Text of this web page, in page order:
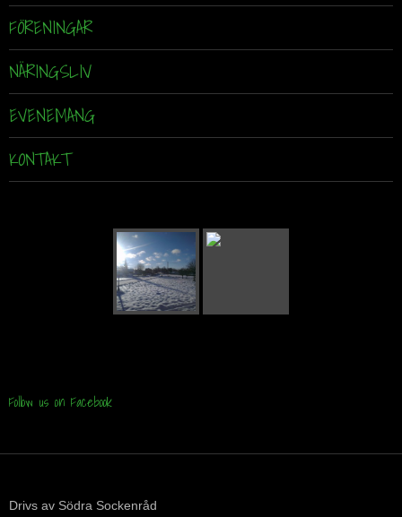
FÖRENINGAR
NÄRINGSLIV
EVENEMANG
KONTAKT
Follow us on Facebook
Drivs av Södra Sockenråd